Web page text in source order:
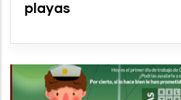
playas